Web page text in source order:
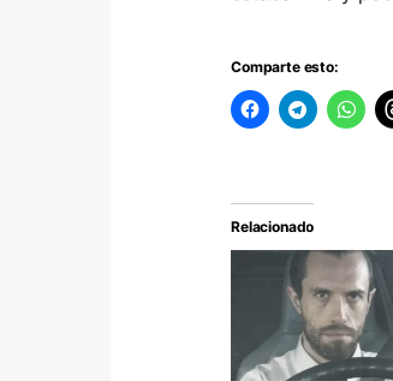
Comparte esto:
Relacionado